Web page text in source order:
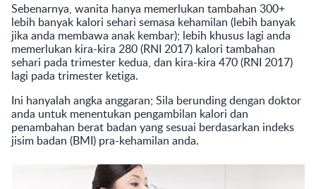
Sebenarnya, wanita hanya memerlukan tambahan 300+
lebih banyak kalori sehari semasa kehamilan (lebih banyak
jika anda membawa anak kembar); lebih khusus lagi anda
memerlukan kira-kira 280 (RNI 2017) kalori tambahan
sehari pada trimester kedua, dan kira-kira 470 (RNI 2017)
lagi pada trimester ketiga.
Ini hanyalah angka anggaran; Sila berunding dengan doktor
anda untuk menentukan pengambilan kalori dan
penambahan berat badan yang sesuai berdasarkan indeks
jisim badan (BMI) pra-kehamilan anda.